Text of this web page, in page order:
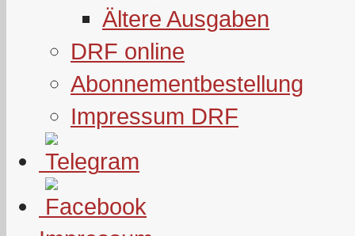
Ältere Ausgaben
DRF online
Abonnementbestellung
Impressum DRF